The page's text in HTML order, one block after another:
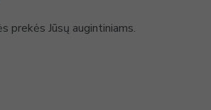
prekės Jūsų augintiniams.